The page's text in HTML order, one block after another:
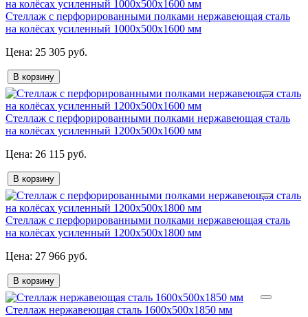
Стеллаж с перфорированными полками нержавеющая сталь
на колёсах усиленный 1000х500х1600 мм
25 305 руб.
В корзину
Стеллаж с перфорированными полками нержавеющая сталь
на колёсах усиленный 1200х500х1600 мм
26 115 руб.
В корзину
Стеллаж с перфорированными полками нержавеющая сталь
на колёсах усиленный 1200х500х1800 мм
27 966 руб.
В корзину
Стеллаж нержавеющая сталь 1600х500х1850 мм